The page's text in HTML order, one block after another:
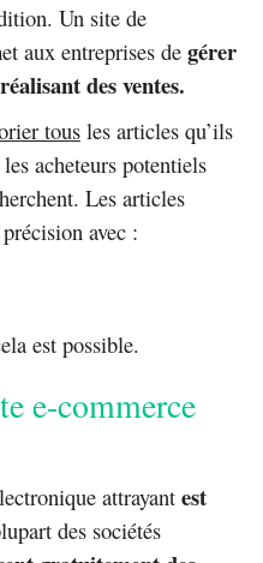
Un site de
aux entreprises de gérer
des ventes.
tous les articles qu’ils
acheteurs potentiels
Les articles
avec :
est possible.
e-commerce
attrayant est
des sociétés